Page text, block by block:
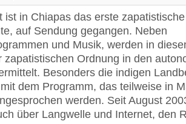
ist in Chiapas das erste
auf Sendung gegangen. Neben
und Musik, werden in
zapatistischen Ordnung in den
Besonders die indigen
dem Programm, das teilweise in
werden. Seit August
über Langwelle und Internet, den